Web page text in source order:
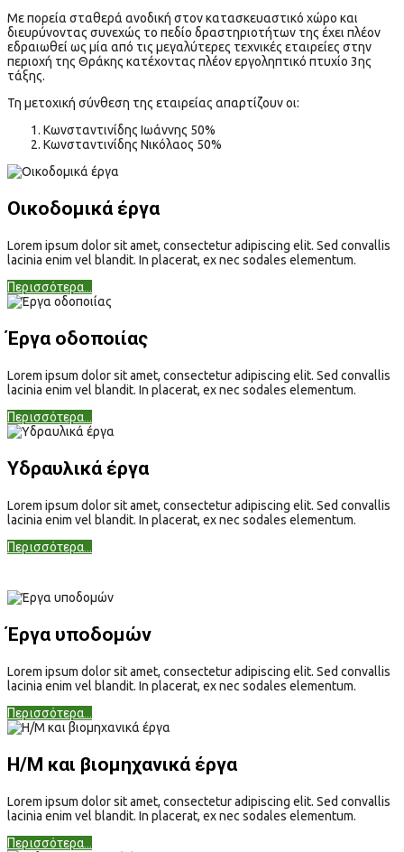
Με πορεία σταθερά ανοδική στον κατασκευαστικό χώρο και
διευρύνοντας συνεχώς το πεδίο δραστηριοτήτων της έχει πλέον
εδραιωθεί ως μία από τις μεγαλύτερες τεχνικές εταιρείες στην
περιοχή της Θράκης κατέχοντας πλέον εργοληπτικό πτυχίο 3ης
τάξης.
Τη μετοχική σύνθεση της εταιρείας απαρτίζουν οι:
Κωνσταντινίδης Ιωάννης 50%
Κωνσταντινίδης Νικόλαος 50%
Οικοδομικά έργα
Lorem ipsum dolor sit amet, consectetur adipiscing elit. Sed convallis
lacinia enim vel blandit. In placerat, ex nec sodales elementum.
Περισσότερα...
Έργα οδοποιίας
Lorem ipsum dolor sit amet, consectetur adipiscing elit. Sed convallis
lacinia enim vel blandit. In placerat, ex nec sodales elementum.
Περισσότερα...
Υδραυλικά έργα
Lorem ipsum dolor sit amet, consectetur adipiscing elit. Sed convallis
lacinia enim vel blandit. In placerat, ex nec sodales elementum.
Περισσότερα...
Έργα υποδομών
Lorem ipsum dolor sit amet, consectetur adipiscing elit. Sed convallis
lacinia enim vel blandit. In placerat, ex nec sodales elementum.
Περισσότερα...
Η/Μ και βιομηχανικά έργα
Lorem ipsum dolor sit amet, consectetur adipiscing elit. Sed convallis
lacinia enim vel blandit. In placerat, ex nec sodales elementum.
Περισσότερα...